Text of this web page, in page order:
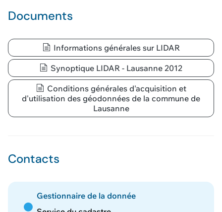
Documents
Informations générales sur LIDAR
Synoptique LIDAR - Lausanne 2012
Conditions générales d'acquisition et
d'utilisation des géodonnées de la commune de
Lausanne
Contacts
Gestionnaire de la donnée
Voir le panier